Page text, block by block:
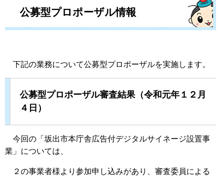
公募型プロポーザル情報
下記の業務について公募型プロポーザルを実施します。
公募型プロポーザル審査結果（令和元年１２月
４日）
今回の「坂出市本庁舎広告付デジタルサイネージ設置事
業」については、
２の事業者様より参加申し込みがあり、審査委員による